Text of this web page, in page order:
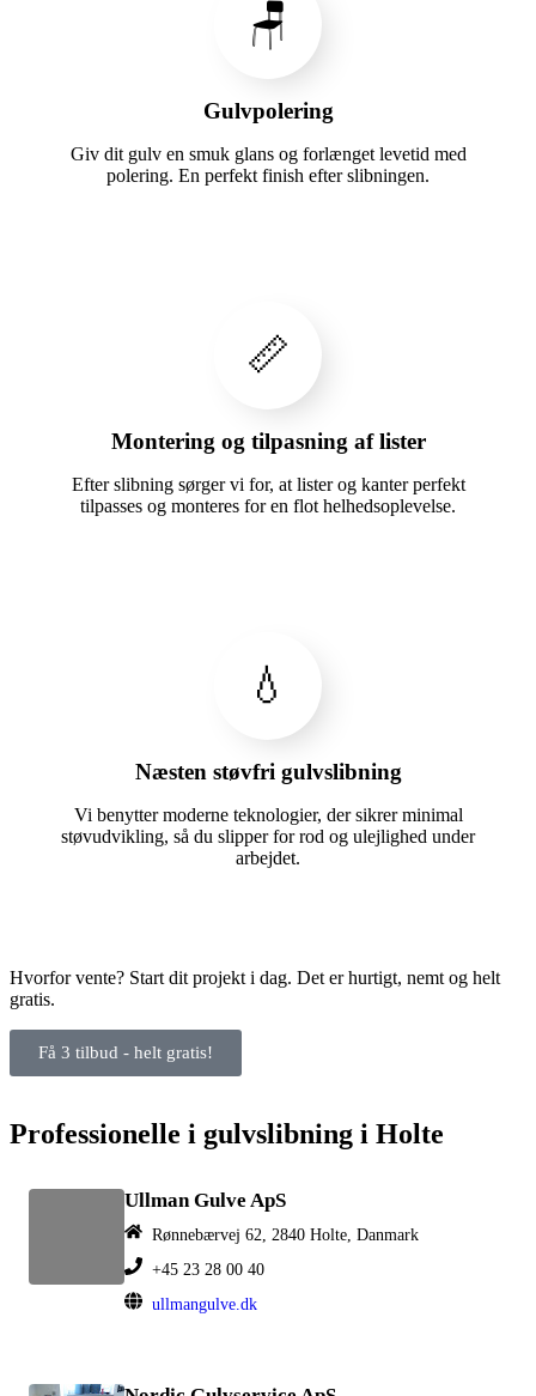
🪑
Gulvpolering
Giv dit gulv en smuk glans og forlænget levetid med
polering. En perfekt finish efter slibningen.
📏
Montering og tilpasning af lister
Efter slibning sørger vi for, at lister og kanter perfekt
tilpasses og monteres for en flot helhedsoplevelse.
💧
Næsten støvfri gulvslibning
Vi benytter moderne teknologier, der sikrer minimal
støvudvikling, så du slipper for rod og ulejlighed under
arbejdet.
Hvorfor vente? Start dit projekt i dag. Det er hurtigt, nemt og helt
gratis.
Få 3 tilbud - helt gratis!
Professionelle i gulvslibning i Holte
Ullman Gulve ApS
Rønnebærvej 62, 2840 Holte, Danmark
+45 23 28 00 40
ullmangulve.dk